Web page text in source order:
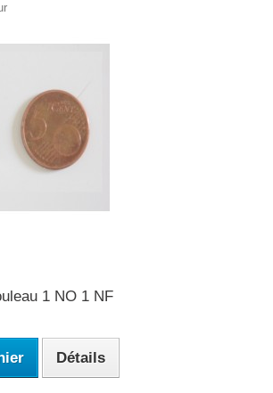
1 NO 1 NF
Détails